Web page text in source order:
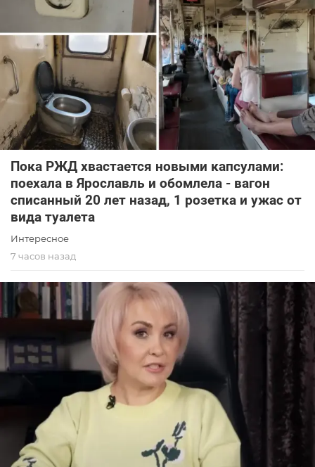
Пока РЖД хвастается новыми капсулами:
поехала в Ярославль и обомлела - вагон
списанный 20 лет назад, 1 розетка и ужас от
вида туалета
Интересное
7 часов назад